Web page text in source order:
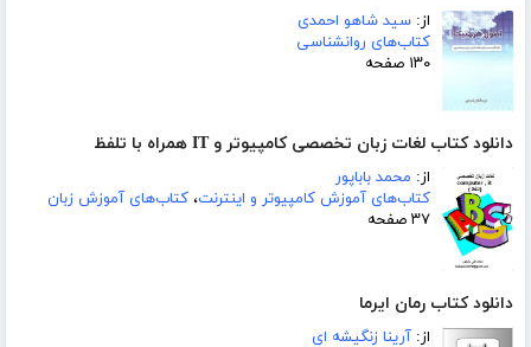
از: سید شاهو احمدی
کتاب‌های روانشناسی
۱۳۰ صفحه
دانلود کتاب لغات زبان تخصصی کامپیوتر و IT همراه با تلفظ
از: محمد باباپور
کتاب‌های آموزش کامپیوتر و اینترنت، کتاب‌های آموزش زبان
۳۷ صفحه
دانلود کتاب رمان ایرما
از: آرینا زنگیشه ای